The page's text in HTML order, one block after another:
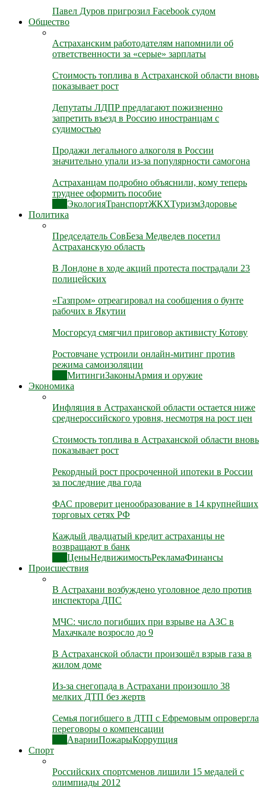
Павел Дуров пригрозил Facebook судом
Общество
Астраханским работодателям напомнили об
ответственности за «серые» зарплаты
Стоимость топлива в Астраханской области вновь
показывает рост
Депутаты ЛДПР предлагают пожизненно
запретить въезд в Россию иностранцам с
судимостью
Продажи легального алкоголя в России
значительно упали из-за популярности самогона
Астраханцам подробно объяснили, кому теперь
труднее оформить пособие
ЭкологияТранспортЖКХТуризмЗдоровье
Политика
Председатель СовБеза Медведев посетил
Астраханскую область
В Лондоне в ходе акций протеста пострадали 23
полицейских
«Газпром» отреагировал на сообщения о бунте
рабочих в Якутии
Мосгорсуд смягчил приговор активисту Котову
Ростовчане устроили онлайн-митинг против
режима самоизоляции
МитингиЗаконыАрмия и оружие
Экономика
Инфляция в Астраханской области остается ниже
среднероссийского уровня, несмотря на рост цен
Стоимость топлива в Астраханской области вновь
показывает рост
Рекордный рост просроченной ипотеки в России
за последние два года
ФАС проверит ценообразование в 14 крупнейших
торговых сетях РФ
Каждый двадцатый кредит астраханцы не
возвращают в банк
ЦеныНедвижимостьРекламаФинансы
Происшествия
В Астрахани возбуждено уголовное дело против
инспектора ДПС
МЧС: число погибших при взрыве на АЗС в
Махачкале возросло до 9
В Астраханской области произошёл взрыв газа в
жилом доме
Из-за снегопада в Астрахани произошло 38
мелких ДТП без жертв
Семья погибшего в ДТП с Ефремовым опровергла
переговоры о компенсации
АварииПожарыКоррупция
Спорт
Российских спортсменов лишили 15 медалей с
олимпиады 2012